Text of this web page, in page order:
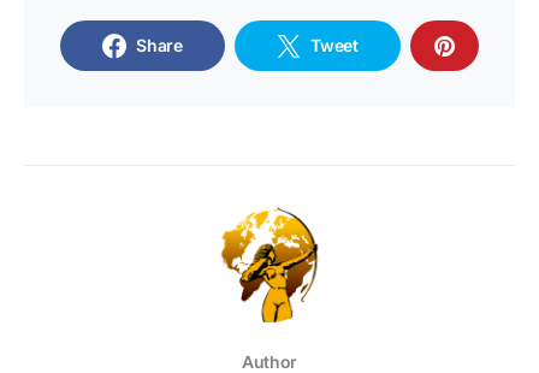
Share Tweet
Author